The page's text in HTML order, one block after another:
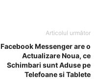
Articolul următor
Facebook Messenger are o
Actualizare Noua, ce
Schimbari sunt Aduse pe
Telefoane si Tablete